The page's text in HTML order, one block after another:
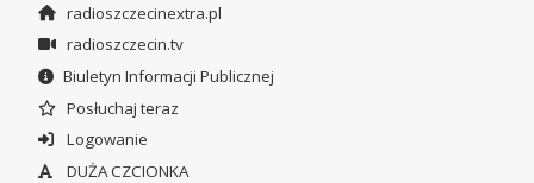
radioszczecinextra.pl
radioszczecin.tv
Biuletyn Informacji Publicznej
Posłuchaj teraz
Logowanie
DUŻA CZCIONKA